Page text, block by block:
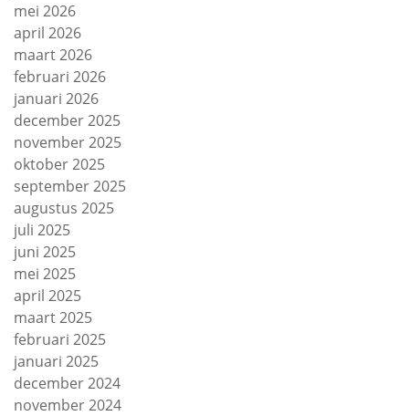
mei 2026
april 2026
maart 2026
februari 2026
januari 2026
december 2025
november 2025
oktober 2025
september 2025
augustus 2025
juli 2025
juni 2025
mei 2025
april 2025
maart 2025
februari 2025
januari 2025
december 2024
november 2024